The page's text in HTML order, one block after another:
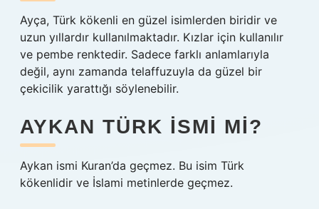
Ayça, Türk kökenli en güzel isimlerden biridir ve
uzun yıllardır kullanılmaktadır. Kızlar için kullanılır
ve pembe renktedir. Sadece farklı anlamlarıyla
değil, aynı zamanda telaffuzuyla da güzel bir
çekicilik yarattığı söylenebilir.
AYKAN TÜRK ISMI MI?
Aykan ismi Kuran’da geçmez. Bu isim Türk
kökenlidir ve İslami metinlerde geçmez.